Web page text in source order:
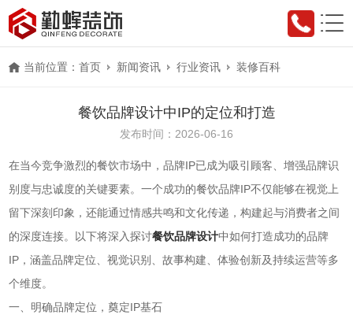
当前位置：首页 新闻资讯 行业资讯 装修百科
餐饮品牌设计中IP的定位和打造
发布时间：2026-06-16
在当今竞争激烈的餐饮市场中，品牌IP已成为吸引顾客、增强品牌识
别度与忠诚度的关键要素。一个成功的餐饮品牌IP不仅能够在视觉上
留下深刻印象，还能通过情感共鸣和文化传递，构建起与消费者之间
的深度连接。以下将深入探讨餐饮品牌设计中如何打造成功的品牌
IP，涵盖品牌定位、视觉识别、故事构建、体验创新及持续运营等多
个维度。
一、明确品牌定位，奠定IP基石